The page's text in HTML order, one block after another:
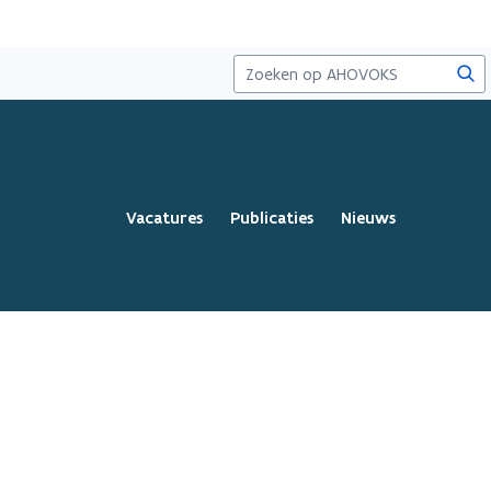
Vacatures Publicaties Nieuws